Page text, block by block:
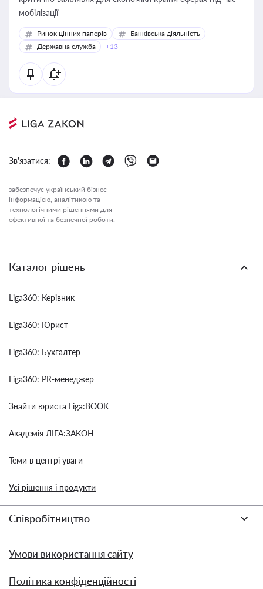
мобілізації
Ринок цінних паперів
Банківська діяльність
Державна служба
+13
Зв'язатися:
забезпечує український бізнес
інформацією, аналітикою та
технологічними рішеннями для
ефективної та безпечної роботи.
Каталог рішень
Liga360: Керівник
Liga360: Юрист
Liga360: Бухгалтер
Liga360: PR-менеджер
Знайти юриста Liga:BOOK
Академія ЛІГА:ЗАКОН
Теми в центрі уваги
Усі рішення і продукти
Співробітництво
Умови використання сайту
Політика конфіденційності